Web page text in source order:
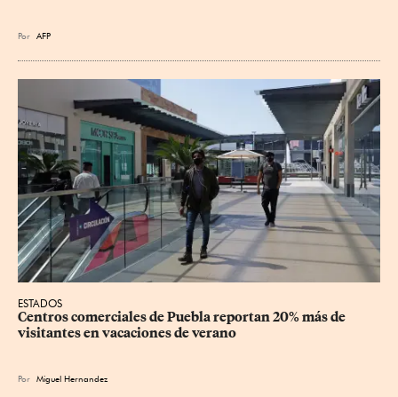
Por AFP
ESTADOS
Centros comerciales de Puebla reportan 20% más de
visitantes en vacaciones de verano
Por Miguel Hernandez